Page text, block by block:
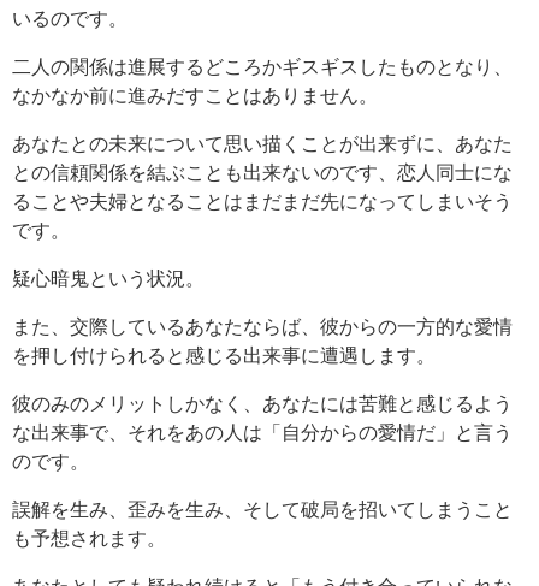
いるのです。
二人の関係は進展するどころかギスギスしたものとなり、
なかなか前に進みだすことはありません。
あなたとの未来について思い描くことが出来ずに、あなた
との信頼関係を結ぶことも出来ないのです、恋人同士にな
ることや夫婦となることはまだまだ先になってしまいそう
です。
疑心暗鬼という状況。
また、交際しているあなたならば、彼からの一方的な愛情
を押し付けられると感じる出来事に遭遇します。
彼のみのメリットしかなく、あなたには苦難と感じるよう
な出来事で、それをあの人は「自分からの愛情だ」と言う
のです。
誤解を生み、歪みを生み、そして破局を招いてしまうこと
も予想されます。